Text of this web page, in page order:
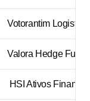
Votorantim Logistica
Valora Hedge Fund
HSI Ativos